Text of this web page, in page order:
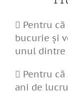
Pentru
bucurie și
unul dintre
Pentru
ani de